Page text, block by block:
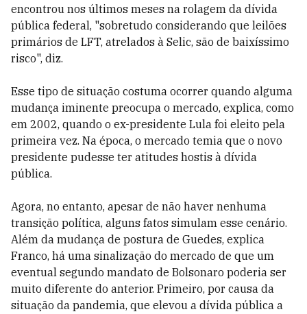
encontrou nos últimos meses na rolagem da dívida
pública federal, "sobretudo considerando que leilões
primários de LFT, atrelados à Selic, são de baixíssimo
risco", diz.
Esse tipo de situação costuma ocorrer quando alguma
mudança iminente preocupa o mercado, explica, como
em 2002, quando o ex-presidente Lula foi eleito pela
primeira vez. Na época, o mercado temia que o novo
presidente pudesse ter atitudes hostis à dívida
pública.
Agora, no entanto, apesar de não haver nenhuma
transição política, alguns fatos simulam esse cenário.
Além da mudança de postura de Guedes, explica
Franco, há uma sinalização do mercado de que um
eventual segundo mandato de Bolsonaro poderia ser
muito diferente do anterior. Primeiro, por causa da
situação da pandemia, que elevou a dívida pública a